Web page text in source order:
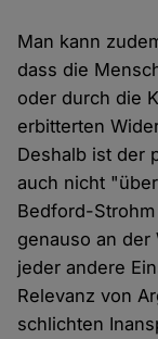
Man kann
dass die
oder durch die
erbitterten
Deshalb ist der
auch nicht
Bedford-
genauso an der
jeder andere
Relevanz von
schlichten